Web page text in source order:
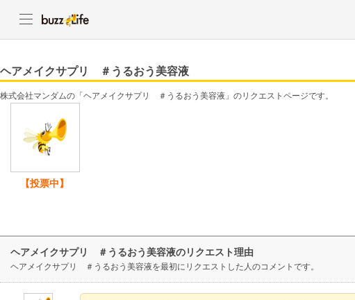
ヘアメイクサプリ ＃うるおう美容液
株式会社マンダムの「ヘアメイクサプリ ＃うるおう美容液」のリクエストページです。
【投票中】
ヘアメイクサプリ ＃うるおう美容液のリクエスト理由
ヘアメイクサプリ ＃うるおう美容液を最初にリクエストした人のコメントです。